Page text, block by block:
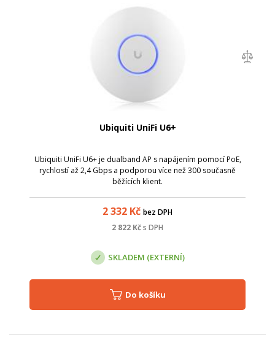
Ubiquiti UniFi U6+
Ubiquiti UniFi U6+ je dualband AP s napájením pomocí PoE,
rychlostí až 2,4 Gbps a podporou více než 300 současně
běžících klient.
2 332 Kč bez DPH
2 822 Kčs DPH
SKLADEM (EXTERNÍ)
Do košíku